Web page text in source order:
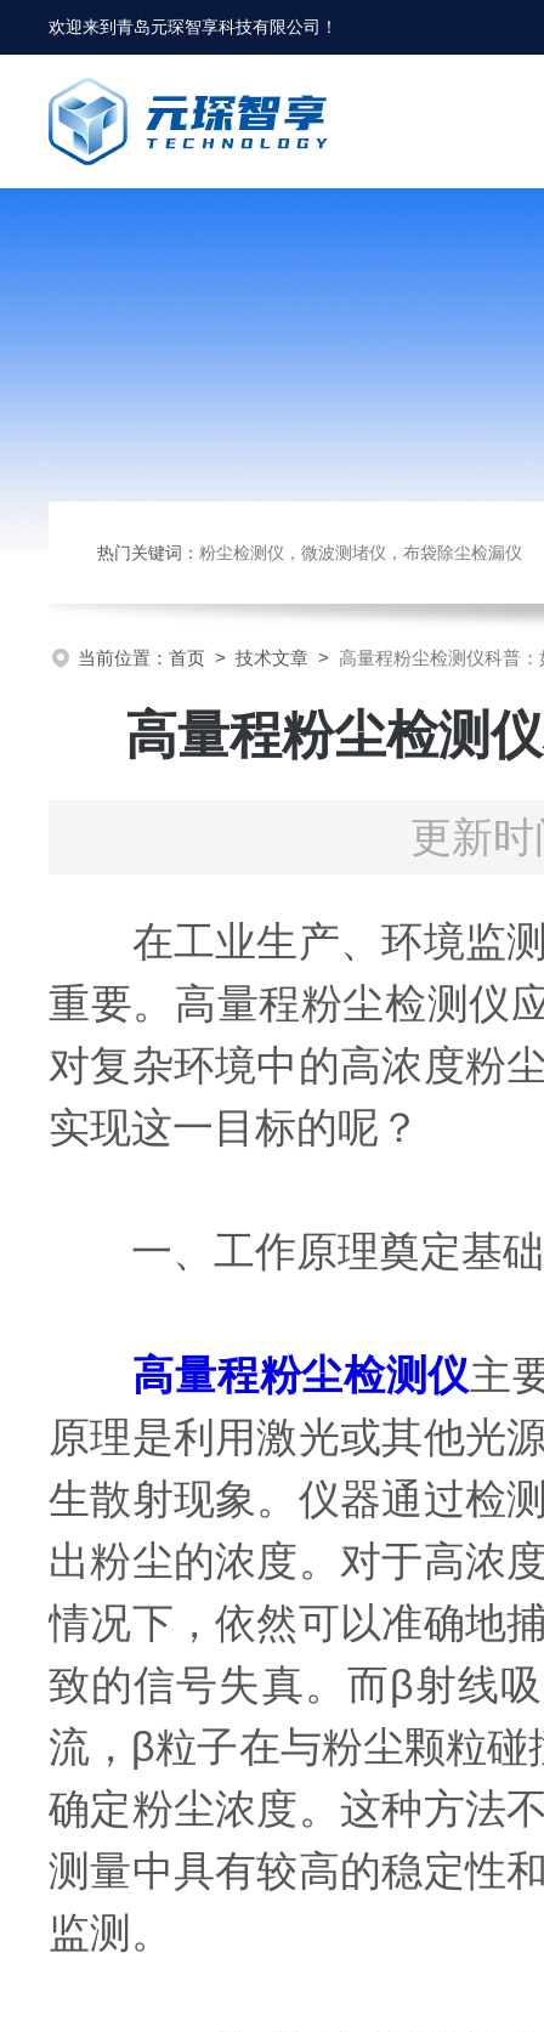
欢迎来到青岛元琛智享科技有限公司 ！
热门关键词： 粉尘检测仪，微波测堵仪，布袋除尘检漏仪
当前位置： 首页 > 技术文章 > 高量程粉尘检测仪科普
高量程粉尘检测
更新
在工业生产、环境监测
重要。高量程粉尘检测仪
对复杂环境中的高浓度粉
实现这一目标的呢？
一、工作原理奠定基础
高量程粉尘检测仪主
原理是利用激光或其他光
生散射现象。仪器通过检
出粉尘的浓度。对于高浓
情况下，依然可以准确地
致的信号失真。而β射线
流，β粒子在与粉尘颗粒
确定粉尘浓度。这种方法
测量中具有较高的稳定性
监测。